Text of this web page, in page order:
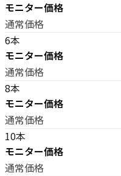
モニター価格
通常価格
6本
モニター価格
通常価格
8本
モニター価格
通常価格
10本
モニター価格
通常価格